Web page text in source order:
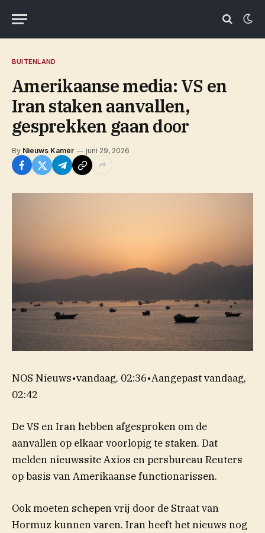
BUITENLAND
Amerikaanse media: VS en
Iran staken aanvallen,
gesprekken gaan door
By Nieuws Kamer juni 29, 2026
NOS Nieuws•vandaag, 02:36•Aangepastvandaag,
02:42
De VS en Iran hebben afgesproken om de
aanvallen op elkaar voorlopig te staken. Dat
melden(opent in nieuw venster)
nieuwssite Axios en persbureau Reuters
op basis van Amerikaanse functionarissen.
Ook moeten schepen vrij door de Straat van
Hormuz kunnen varen. Iran heeft het nieuws nog